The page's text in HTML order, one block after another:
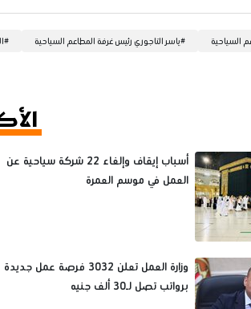
السياحية #ياسر التاجوري رئيس غرفة المطاعم السياحية #
أسباب إيقاف وإلغاء 22 شركة سياحية عن
العمل في موسم العمرة
وزارة العمل تعلن 3032 فرصة عمل جديدة
برواتب تصل لـ30 ألف جنيه